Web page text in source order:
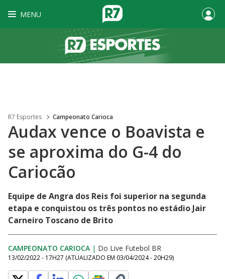
MENU
R7 Esportes Campeonato Carioca
Audax vence o Boavista e
se aproxima do G-4 do
Cariocão
Equipe de Angra dos Reis foi superior na segunda
etapa e conquistou os três pontos no estádio Jair
Carneiro Toscano de Brito
CAMPEONATO CARIOCA | Do Live Futebol BR
13/02/2022 - 17H27 (ATUALIZADO EM 03/04/2024 - 20H29)